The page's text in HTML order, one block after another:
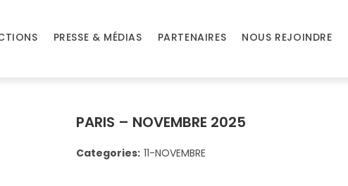
PRESSE & MÉDIAS PARTENAIRES NOUS REJOINDRE
PARIS – NOVEMBRE 2025
Categories: 11-NOVEMBRE